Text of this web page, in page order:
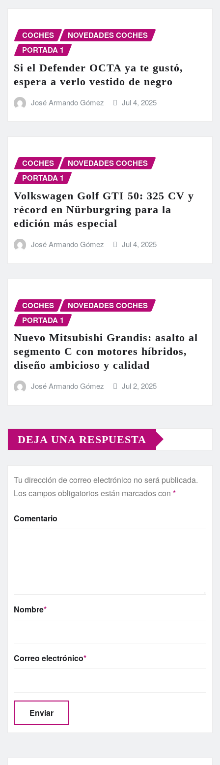
COCHES
NOVEDADES COCHES
PORTADA 1
Si el Defender OCTA ya te gustó,
espera a verlo vestido de negro
José Armando Gómez Jul 4, 2025
COCHES
NOVEDADES COCHES
PORTADA 1
Volkswagen Golf GTI 50: 325 CV y
récord en Nürburgring para la
edición más especial
José Armando Gómez Jul 4, 2025
COCHES
NOVEDADES COCHES
PORTADA 1
Nuevo Mitsubishi Grandis: asalto al
segmento C con motores híbridos,
diseño ambicioso y calidad
José Armando Gómez Jul 2, 2025
DEJA UNA RESPUESTA
Tu dirección de correo electrónico no será publicada.
Los campos obligatorios están marcados con *
Comentario
Nombre*
Correo electrónico*